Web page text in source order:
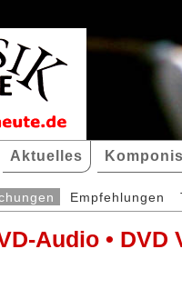
Aktuelles
Empfehlungen
Audio • DVD